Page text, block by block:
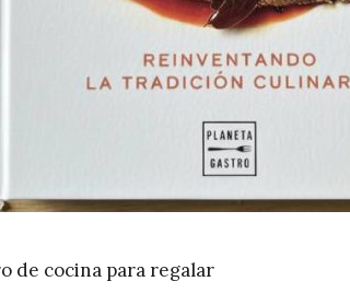
de cocina para regalar